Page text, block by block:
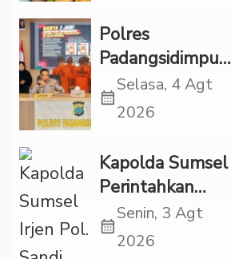
Polres
Padangsidimpuan
Ringkus 9
Tersangka Kasus
Penganiayaan
calendar_month
Selasa, 4 Agt
2026
Kapolda Sumsel
Perintahkan
Patroli Masif,
Pelaku Karhutla
calendar_month
Senin, 3 Agt
2026